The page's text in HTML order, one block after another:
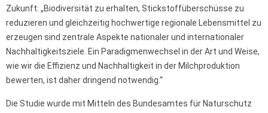
Zukunft: „Biodiversität zu erhalten, Stickstoffüberschüsse zu
reduzieren und gleichzeitig hochwertige regionale Lebensmittel zu
erzeugen sind zentrale Aspekte nationaler und internationaler
Nachhaltigkeitsziele. Ein Paradigmenwechsel in der Art und Weise,
wie wir die Effizienz und Nachhaltigkeit in der Milchproduktion
bewerten, ist daher dringend notwendig.“
Die Studie wurde mit Mitteln des Bundesamtes für Naturschutz